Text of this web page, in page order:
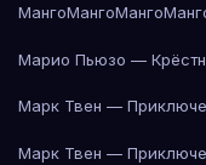
МангоМангоМанго
Марио Пьюзо —
Марк Твен —
Марк Твен —